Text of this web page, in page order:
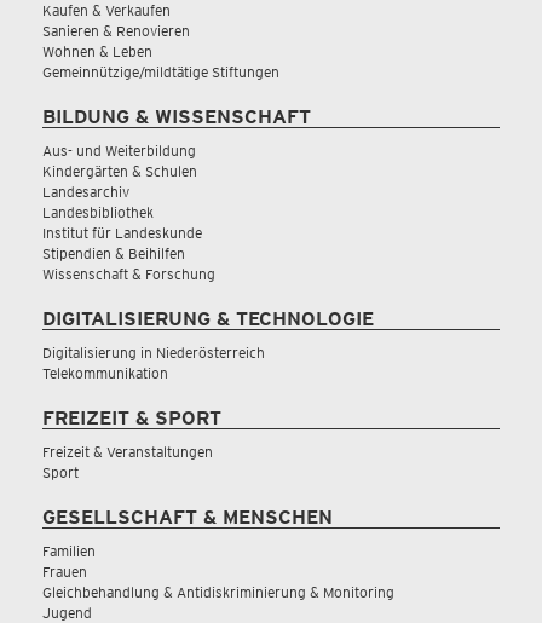
Kaufen & Verkaufen
Sanieren & Renovieren
Wohnen & Leben
Gemeinnützige/mildtätige Stiftungen
BILDUNG & WISSENSCHAFT
Aus- und Weiterbildung
Kindergärten & Schulen
Landesarchiv
Landesbibliothek
Institut für Landeskunde
Stipendien & Beihilfen
Wissenschaft & Forschung
DIGITALISIERUNG & TECHNOLOGIE
Digitalisierung in Niederösterreich
Telekommunikation
FREIZEIT & SPORT
Freizeit & Veranstaltungen
Sport
GESELLSCHAFT & MENSCHEN
Familien
Frauen
Gleichbehandlung & Antidiskriminierung & Monitoring
Jugend